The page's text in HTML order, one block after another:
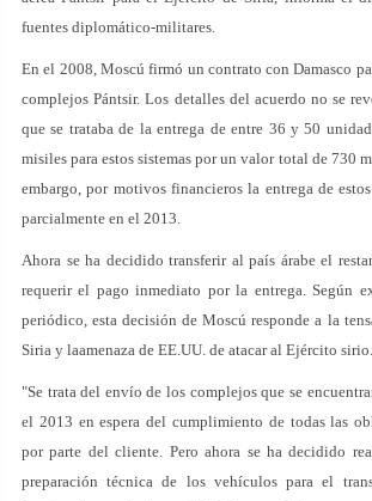
fuentes diplomático-militares.
En el 2008, Moscú firmó un contrato con Damasco
complejos Pántsir. Los detalles del acuerdo no se
que se trataba de la entrega de entre 36 y 50
misiles para estos sistemas por un valor total de 730
embargo, por motivos financieros la entrega de
parcialmente en el 2013.
Ahora se ha decidido transferir al país árabe el
requerir el pago inmediato por la entrega. Según
periódico, esta decisión de Moscú responde a la
Siria y laamenaza de EE.UU. de atacar al Ejército sirio.
"Se trata del envío de los complejos que se
el 2013 en espera del cumplimiento de todas las
por parte del cliente. Pero ahora se ha decidido
preparación técnica de los vehículos para el